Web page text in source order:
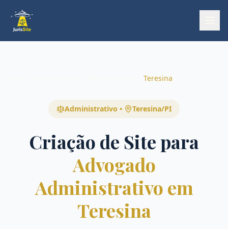
Teresina
Administrativo • Teresina/PI
Criação de Site para
Advogado
Administrativo em
Teresina